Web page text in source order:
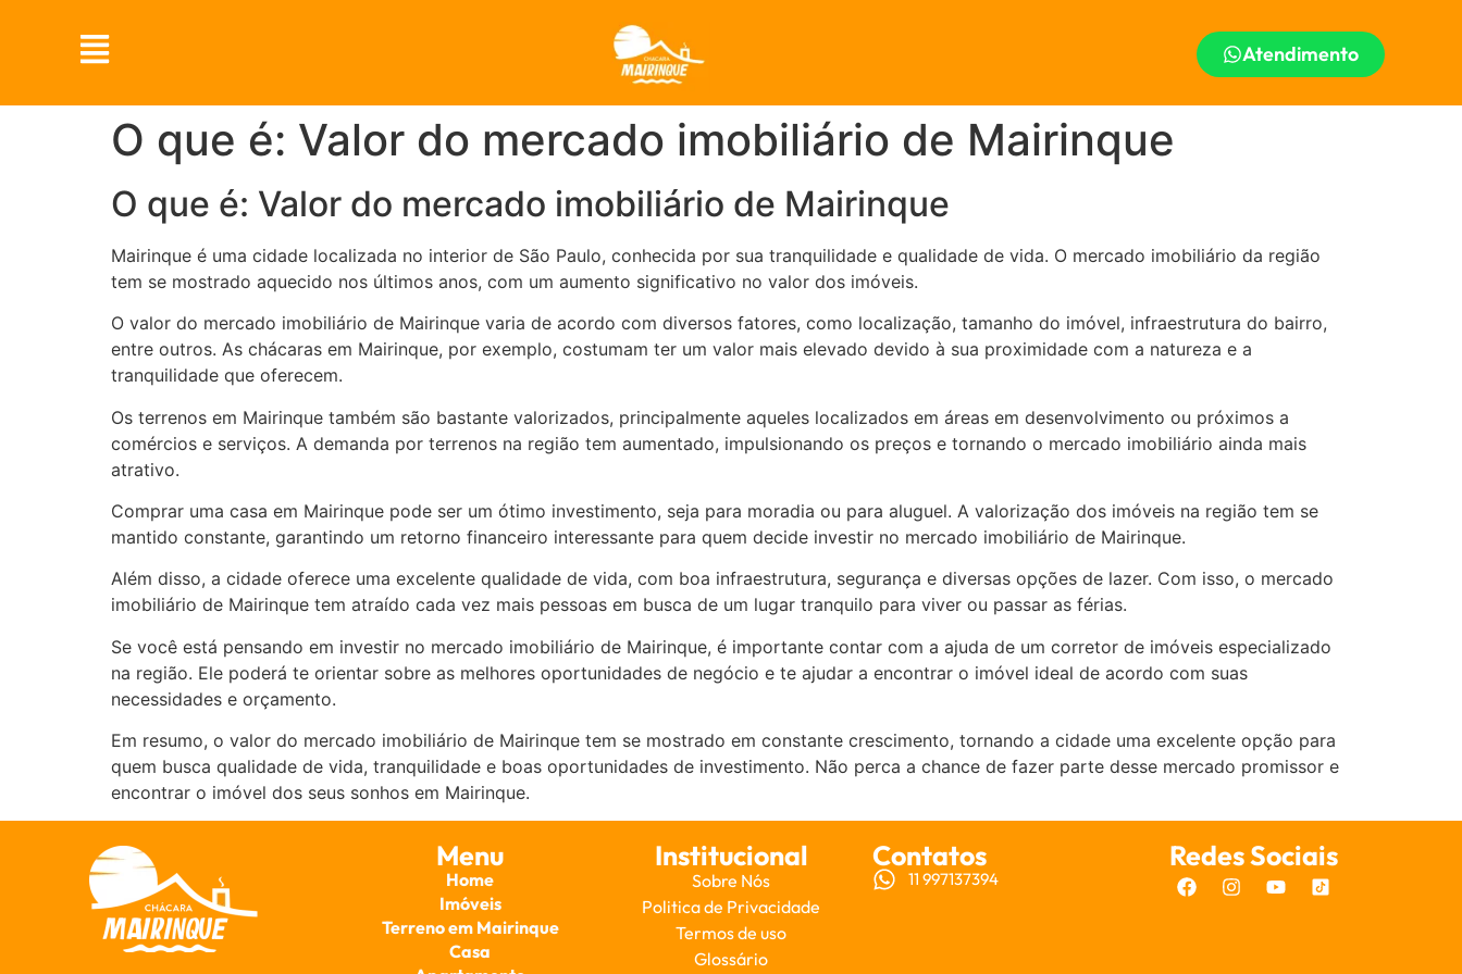
Atendimento
O que é: Valor do mercado imobiliário de Mairinque
O que é: Valor do mercado imobiliário de Mairinque
Mairinque é uma cidade localizada no interior de São Paulo, conhecida por sua tranquilidade e qualidade de vida. O mercado imobiliário da região
tem se mostrado aquecido nos últimos anos, com um aumento significativo no valor dos imóveis.
O valor do mercado imobiliário de Mairinque varia de acordo com diversos fatores, como localização, tamanho do imóvel, infraestrutura do bairro,
entre outros. As chácaras em Mairinque, por exemplo, costumam ter um valor mais elevado devido à sua proximidade com a natureza e a
tranquilidade que oferecem.
Os terrenos em Mairinque também são bastante valorizados, principalmente aqueles localizados em áreas em desenvolvimento ou próximos a
comércios e serviços. A demanda por terrenos na região tem aumentado, impulsionando os preços e tornando o mercado imobiliário ainda mais
atrativo.
Comprar uma casa em Mairinque pode ser um ótimo investimento, seja para moradia ou para aluguel. A valorização dos imóveis na região tem se
mantido constante, garantindo um retorno financeiro interessante para quem decide investir no mercado imobiliário de Mairinque.
Além disso, a cidade oferece uma excelente qualidade de vida, com boa infraestrutura, segurança e diversas opções de lazer. Com isso, o mercado
imobiliário de Mairinque tem atraído cada vez mais pessoas em busca de um lugar tranquilo para viver ou passar as férias.
Se você está pensando em investir no mercado imobiliário de Mairinque, é importante contar com a ajuda de um corretor de imóveis especializado
na região. Ele poderá te orientar sobre as melhores oportunidades de negócio e te ajudar a encontrar o imóvel ideal de acordo com suas
necessidades e orçamento.
Em resumo, o valor do mercado imobiliário de Mairinque tem se mostrado em constante crescimento, tornando a cidade uma excelente opção para
quem busca qualidade de vida, tranquilidade e boas oportunidades de investimento. Não perca a chance de fazer parte desse mercado promissor e
encontrar o imóvel dos seus sonhos em Mairinque.
Menu
Home
Imóveis
Terreno em Mairinque
Casa
Institucional
Sobre Nós
Politica de Privacidade
Termos de uso
Glossário
Contatos
11 997137394
Redes Sociais